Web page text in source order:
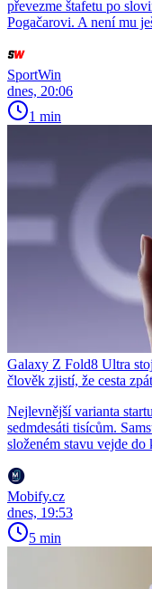
převezme štafetu po
Pogačarovi. A není mu
SportWin
dnes, 20:06
1 min
Galaxy Z Fold8 Ultra
člověk zjistí, že cesta
Nejlevnější varianta
sedmdesáti tisícům.
složeném stavu vejde
Mobify.cz
dnes, 19:53
5 min